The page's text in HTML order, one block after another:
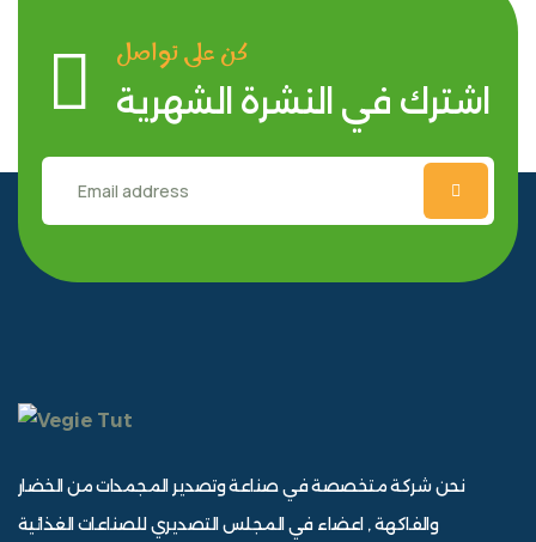
كن على تواصل
اشترك في النشرة الشهرية
نحن شركة متخصصة في صناعة وتصدير المجمدات من الخضار
والفاكهة , اعضاء في المجلس التصديري للصناعات الغذائية